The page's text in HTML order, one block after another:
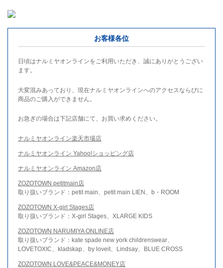
お客様各位
日頃はナルミヤオンラインをご利用いただき、誠にありがとうござい
ます。
大変混みあっており、現在ナルミヤオンラインへのアクセスならびに
商品のご購入ができません。
お急ぎの場合は下記店舗にて、お買い求めください。
ナルミヤオンライン楽天市場店
ナルミヤオンライン Yahoo!ショッピング店
ナルミヤオンライン Amazon店
ZOZOTOWN petitmain店
取り扱いブランド：petit main、petit main LIEN、b・ROOM
ZOZOTOWN X-girl Stages店
取り扱いブランド：X-girl Stages、XLARGE KIDS
ZOZOTOWN NARUMIYA ONLINE店
取り扱いブランド：kate spade new york childrenswear、
LOVETOXIC、kladskap、by loveit、Lindsay、BLUE CROSS
ZOZOTOWN LOVE&PEACE&MONEY店